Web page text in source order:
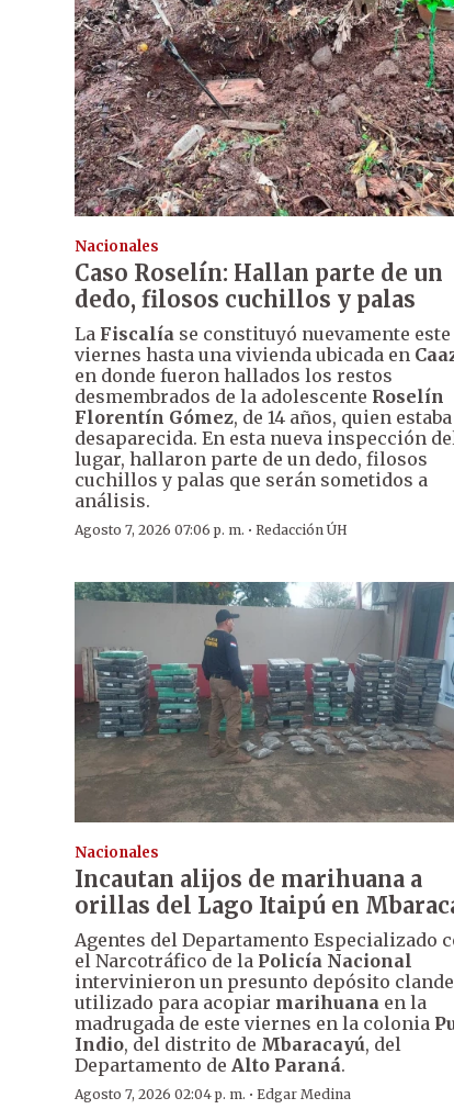
Nacionales
Caso Roselín: Hallan parte de un
dedo, filosos cuchillos y palas
La Fiscalía se constituyó nuevamente este
viernes hasta una vivienda ubicada en
en donde fueron hallados los restos
desmembrados de la adolescente Roselín
Florentín Gómez, de 14 años, quien estaba
desaparecida. En esta nueva inspección
lugar, hallaron parte de un dedo, filosos
cuchillos y palas que serán sometidos a
análisis.
Agosto 7, 2026 07:06 p. m. · Redacción ÚH
Nacionales
Incautan alijos de marihuana a
orillas del Lago Itaipú en
Agentes del Departamento Especializado
el Narcotráfico de la Policía Nacional
intervinieron un presunto depósito
utilizado para acopiar marihuana en la
madrugada de este viernes en la colonia
Indio, del distrito de Mbaracayú, del
Departamento de Alto Paraná.
Agosto 7, 2026 02:04 p. m. · Edgar Medina